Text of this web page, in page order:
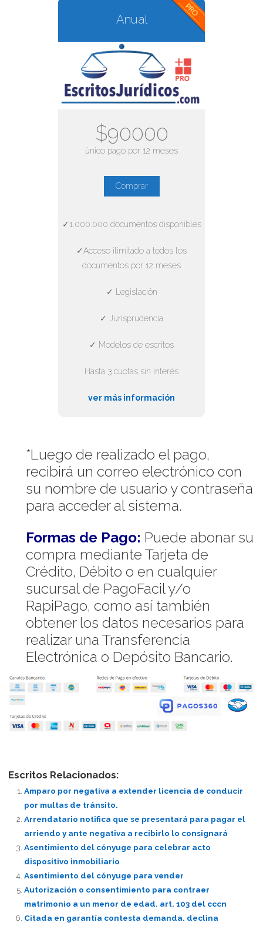
Anual
$90000
único pago por 12 meses
Comprar
✓1.000.000 documentos disponibles
✓Acceso ilimitado a todos los
documentos por 12 meses
✓ Legislación
✓ Jurisprudencia
✓ Modelos de escritos
Hasta 3 cuotas sin interés
ver más información
*Luego de realizado el pago,
recibirá un correo electrónico con
su nombre de usuario y contraseña
para acceder al sistema.
Formas de Pago: Puede abonar su
compra mediante Tarjeta de
Crédito, Débito o en cualquier
sucursal de PagoFacil y/o
RapiPago, como así también
obtener los datos necesarios para
realizar una Transferencia
Electrónica o Depósito Bancario.
Escritos Relacionados:
Amparo por negativa a extender licencia de conducir
por multas de tránsito.
Arrendatario notifica que se presentará para pagar el
arriendo y ante negativa a recibirlo lo consignará
Asentimiento del cónyuge para celebrar acto
dispositivo inmobiliario
Asentimiento del cónyuge para vender
Autorización o consentimiento para contraer
matrimonio a un menor de edad. art. 103 del cccn
Citada en garantía contesta demanda. declina